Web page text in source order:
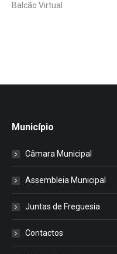
Balcão Virtual
Município
Câmara Municipal
Assembleia Municipal
Juntas de Freguesia
Contactos